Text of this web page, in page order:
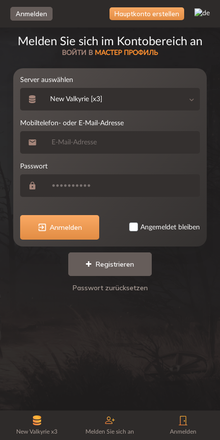
Loading...
Anmelden Hauptkonto erstellen
Melden Sie sich im Kontobereich an
ВОЙТИ В МАСТЕР ПРОФИЛЬ
Server auswählen
New Valkyrie [x3]
Mobiltelefon- oder E-Mail-Adresse
Passwort
Anmelden Angemeldet bleiben
Registrieren
Passwort zurücksetzen
New Valkyrie x3 Melden Sie sich an Anmelden